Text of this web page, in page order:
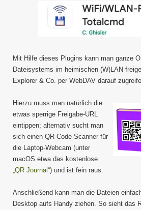
Mit Hilfe dieses Plugins kann man ganze
Dateisystems im heimischen (W)LAN
Explorer & Co. per WebDAV darauf
Hierzu muss man natürlich die
etwas sperrige Freigabe-URL
eintippen; alternativ sucht man
sich einen QR-Code-Scanner für
die Laptop-Webcam (unter
macOS etwa das kostenlose
„QR Journal“) und ist fein raus.
Anschließend kann man die Dateien
Desktop aufs Handy ziehen. So sieht das